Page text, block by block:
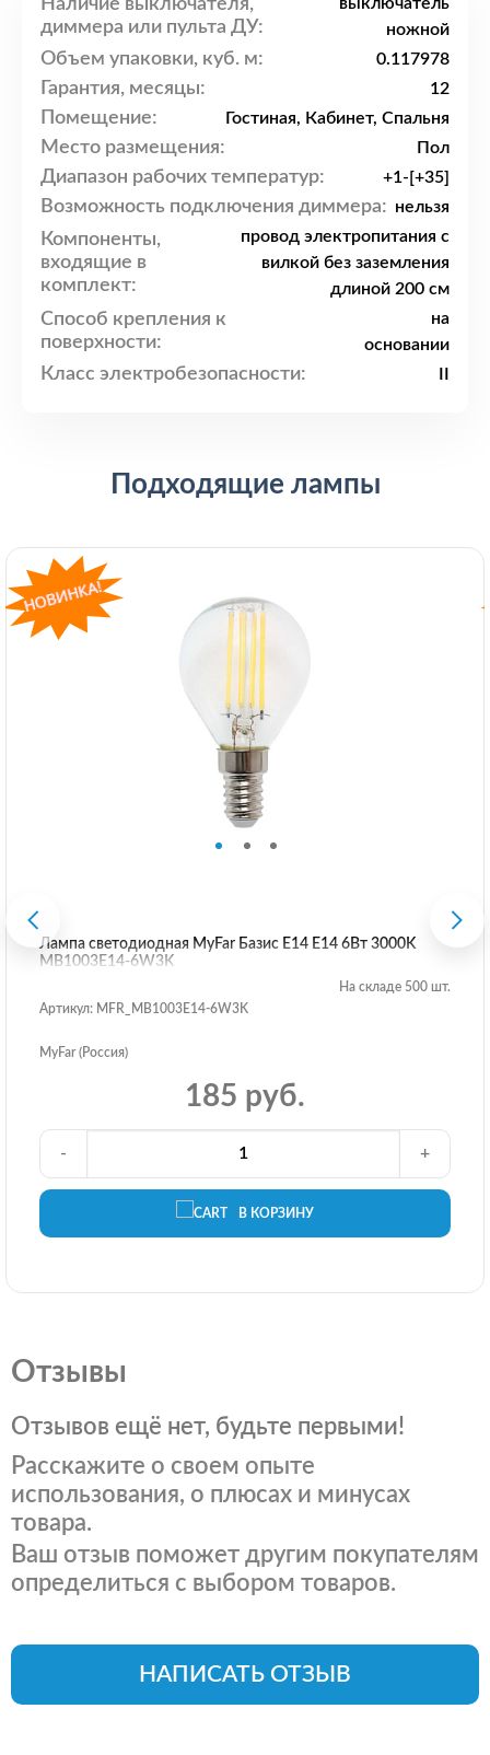
Наличие выключателя,
диммера или пульта ДУ:
выключатель
ножной
Объем упаковки, куб. м: 0.117978
Гарантия, месяцы: 12
Помещение: Гостиная, Кабинет, Спальня
Место размещения: Пол
Диапазон рабочих температур: +1-[+35]
Возможность подключения диммера: нельзя
Компоненты,
входящие в
комплект:
провод электропитания с
вилкой без заземления
длиной 200 см
Способ крепления к
поверхности:
на
основании
Класс электробезопасности:
Подходящие лампы
Лампа светодиодная MyFar Базис E14 E14 6Вт 3000K
MB1003E14-6W3K
На складе 500 шт.
Артикул: MFR_MB1003E14-6W3K
MyFar (Россия)
185 руб.
В КОРЗИНУ
- +
Отзывы
Отзывов ещё нет, будьте первыми!
Расскажите о своем опыте
использования, о плюсах и минусах
товара.
Ваш отзыв поможет другим покупателям
определиться с выбором товаров.
НАПИСАТЬ ОТЗЫВ